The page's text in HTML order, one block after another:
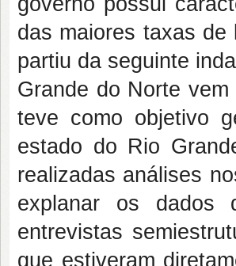
das maiores taxas
partiu da seguinte
Grande do Norte
teve como objetivo
estado do Rio
realizadas análises
explanar os dados
entrevistas
que estiveram